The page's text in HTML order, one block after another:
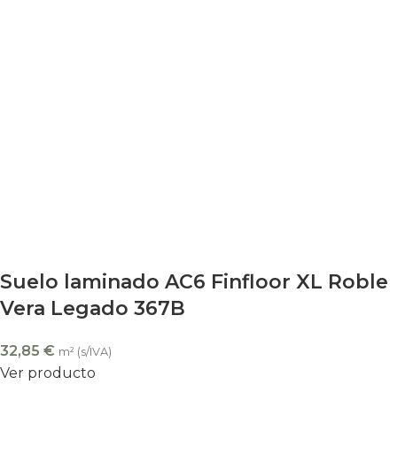
Suelo laminado AC6 Finfloor XL Roble
Vera Legado 367B
32,85 € m² (s/IVA)
Ver producto